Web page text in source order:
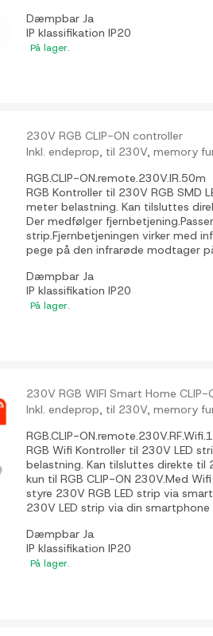
DæmpbarJa
IP klassifikationIP20
På lager.
230V RGB CLIP-ON controller
Inkl. endeprop, til 230V, memory
RGB.CLIP-ON.remote.230V.IR.50m
RGB Kontroller til 230V RGB SMD
meter belastning. Kan tilsluttes
Der medfølger
strip.Fjernbetjeningen virker med
pege på den infrarøde modtager
DæmpbarJa
IP klassifikationIP20
På lager.
230V RGB WIFI Smart Home
Inkl. endeprop, til 230V, memory
RGB.CLIP-
RGB Wifi Kontroller til 230V LED
belastning. Kan tilsluttes direkte til
kun til RGB CLIP-ON 230V.Med
styre 230V RGB LED strip via
230V LED strip via din
DæmpbarJa
IP klassifikationIP20
På lager.